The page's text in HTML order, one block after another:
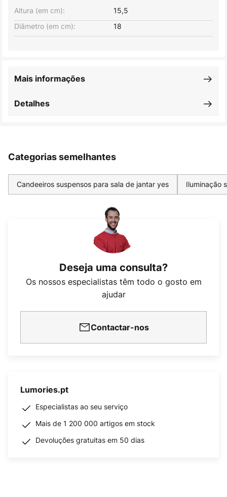
Altura (em cm):
15,5
Diâmetro (em cm):
18
Detalhes
Mais informações
Categorias semelhantes
Candeeiros suspensos para sala de jantar yes Iluminação
Deseja uma consulta?
Os nossos especialistas têm todo o gosto em
ajudar
Contactar-nos
Lumories.pt
Especialistas ao seu serviço
Mais de 1 200 000 artigos em stock
Devoluções gratuitas em 50 dias